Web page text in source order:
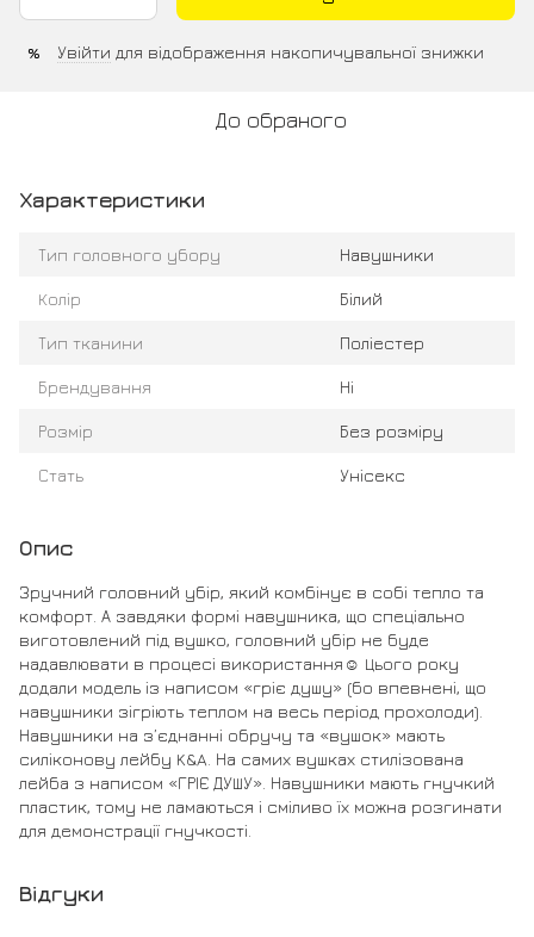
% Увійти для відображення накопичувальної знижки
До обраного
Характеристики
Тип головного убору Навушники
Колір Білий
Тип тканини Поліестер
Брендування Ні
Розмір Без розміру
Стать Унісекс
Опис
Зручний головний убір, який комбінує в собі тепло та
комфорт. А завдяки формі навушника, що спеціально
виготовлений під вушко, головний убір не буде
надавлювати в процесі використання☺️ Цього року
додали модель із написом «гріє душу» (бо впевнені, що
навушники зігріють теплом на весь період прохолоди).
Навушники на з’єднанні обручу та «вушок» мають
силіконову лейбу K&A. На самих вушках стилізована
лейба з написом «ГРІЄ ДУШУ». Навушники мають гнучкий
пластик, тому не ламаються і сміливо їх можна розгинати
для демонстрації гнучкості.
Відгуки